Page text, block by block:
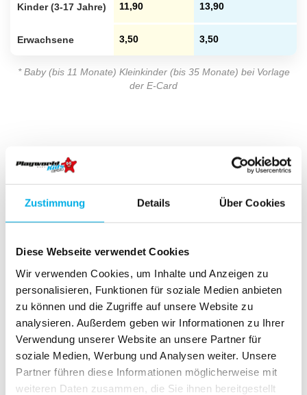
Zustimmung Details Über Cookies
Diese Webseite verwendet Cookies
Wir verwenden Cookies, um Inhalte und Anzeigen zu
personalisieren, Funktionen für soziale Medien anbieten
zu können und die Zugriffe auf unsere Website zu
analysieren. Außerdem geben wir Informationen zu Ihrer
Verwendung unserer Website an unsere Partner für
soziale Medien, Werbung und Analysen weiter. Unsere
Partner führen diese Informationen möglicherweise mit
weiteren Daten zusammen, die Sie ihnen bereitgestellt
Kinder (3-17 Jahre) 11,90 13,90
Erwachsene 3,50 3,50
* Baby (bis 11 Monate) Kleinkinder (bis 35 Monate) bei Vorlage
der E-Card
NÖ CARD